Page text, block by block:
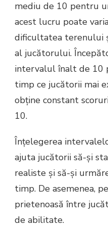
mediu de 10 pentru
acest lucru poate
dificultatea terenului
al jucătorului.
intervalul înalt de 10
timp ce jucătorii mai
obține constant
10.
Înțelegerea
ajuta jucătorii să-și
realiste și să-și
timp. De asemenea,
prietenoasă între
de abilitate.